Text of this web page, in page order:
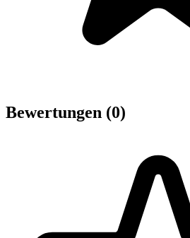
Bewertungen (0)